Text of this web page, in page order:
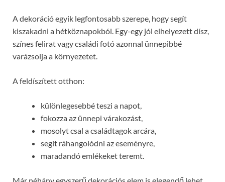
A dekoráció egyik legfontosabb szerepe, hogy segít
kiszakadni a hétköznapokból. Egy-egy jól elhelyezett dísz,
színes felirat vagy családi fotó azonnal ünnepibbé
varázsolja a környezetet.
A feldíszített otthon:
különlegesebbé teszi a napot,
fokozza az ünnepi várakozást,
mosolyt csal a családtagok arcára,
segít ráhangolódni az eseményre,
maradandó emlékeket teremt.